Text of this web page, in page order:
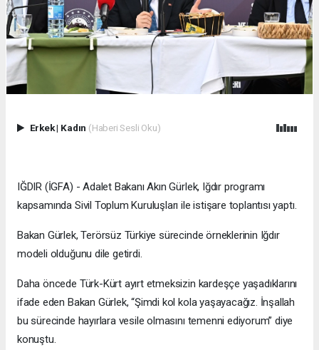
Erkek| Kadın (Haberi Sesli Oku)
IĞDIR (İGFA) - Adalet Bakanı Akın Gürlek, Iğdır programı
kapsamında Sivil Toplum Kuruluşları ile istişare toplantısı yaptı.
Bakan Gürlek, Terörsüz Türkiye sürecinde örneklerinin Iğdır
modeli olduğunu dile getirdi.
Daha öncede Türk-Kürt ayırt etmeksizin kardeşçe yaşadıklarını
ifade eden Bakan Gürlek, “Şimdi kol kola yaşayacağız. İnşallah
bu sürecinde hayırlara vesile olmasını temenni ediyorum” diye
konuştu.